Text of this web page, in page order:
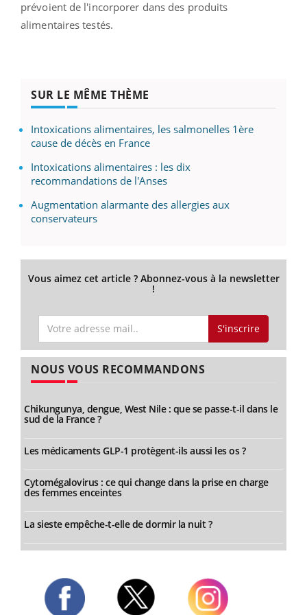
prévoient de l'incorporer dans des produits
alimentaires testés.
SUR LE MÊME THÈME
Intoxications alimentaires, les salmonelles 1ère
cause de décès en France
Intoxications alimentaires : les dix
recommandations de l'Anses
Augmentation alarmante des allergies aux
conservateurs
Vous aimez cet article ? Abonnez-vous à la newsletter
!
S'inscrire
NOUS VOUS RECOMMANDONS
Chikungunya, dengue, West Nile : que se passe-t-il dans le
sud de la France ?
Les médicaments GLP-1 protègent-ils aussi les os ?
Cytomégalovirus : ce qui change dans la prise en charge
des femmes enceintes
La sieste empêche-t-elle de dormir la nuit ?